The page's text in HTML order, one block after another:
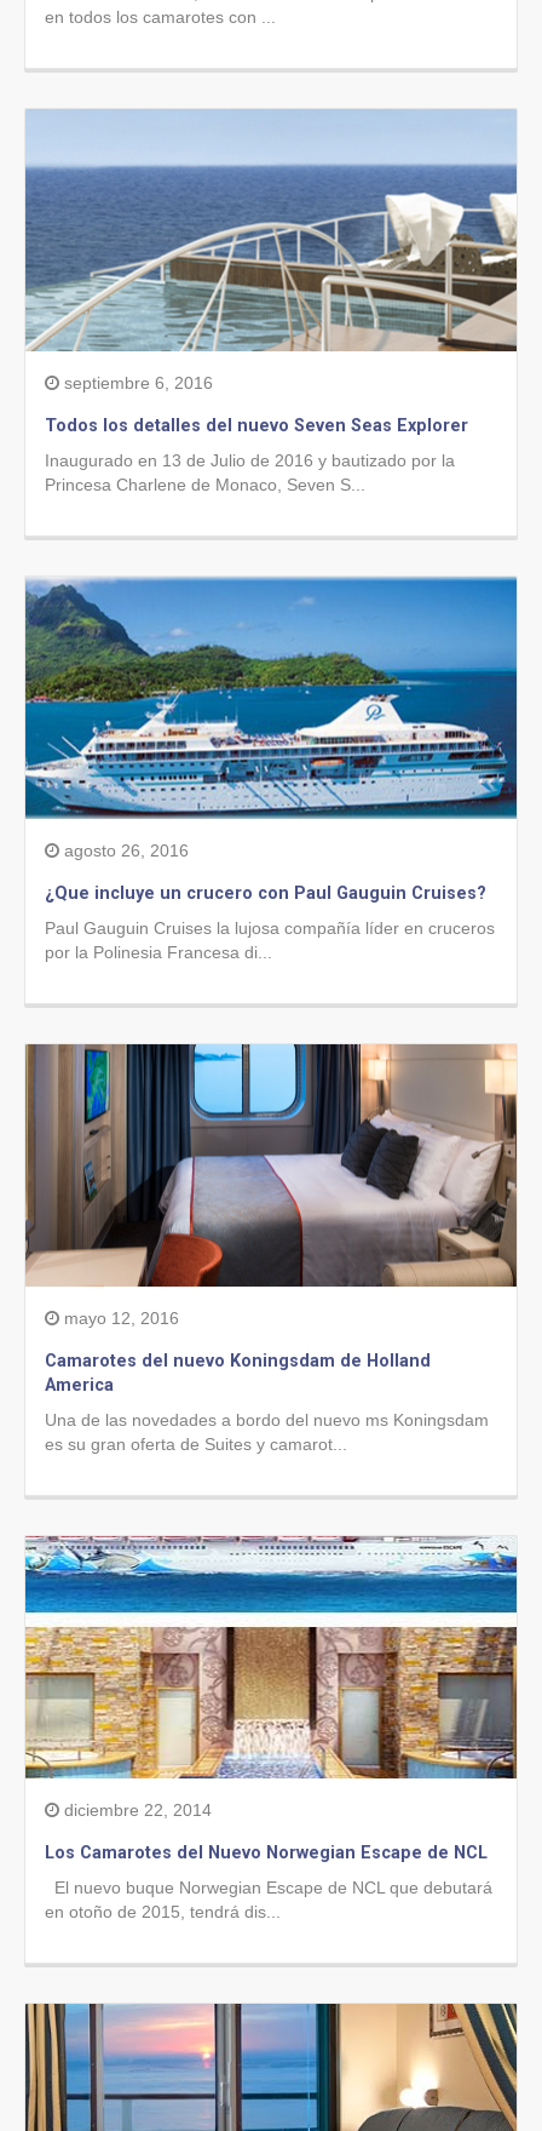
en todos los camarotes con ...
septiembre 6, 2016
Todos los detalles del nuevo Seven Seas Explorer
Inaugurado en 13 de Julio de 2016 y bautizado por la
Princesa Charlene de Monaco, Seven S...
agosto 26, 2016
¿Que incluye un crucero con Paul Gauguin Cruises?
Paul Gauguin Cruises la lujosa compañía líder en cruceros
por la Polinesia Francesa di...
mayo 12, 2016
Camarotes del nuevo Koningsdam de Holland
America
Una de las novedades a bordo del nuevo ms Koningsdam
es su gran oferta de Suites y camarot...
diciembre 22, 2014
Los Camarotes del Nuevo Norwegian Escape de NCL
El nuevo buque Norwegian Escape de NCL que debutará
en otoño de 2015, tendrá dis...